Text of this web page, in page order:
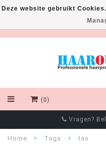
(0)
Vragen?
Home Tags tas
Deze website gebruikt